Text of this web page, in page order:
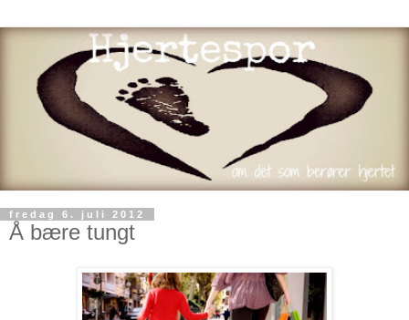
fredag 6. juli 2012
Å bære tungt